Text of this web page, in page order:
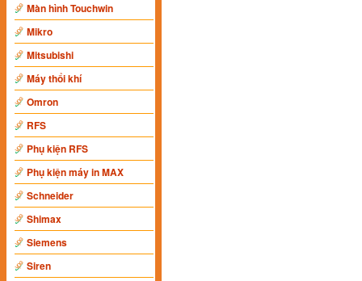
Màn hình Touchwin
Mikro
Mitsubishi
Máy thổi khí
Omron
RFS
Phụ kiện RFS
Phụ kiện máy in MAX
Schneider
Shimax
Siemens
Siren